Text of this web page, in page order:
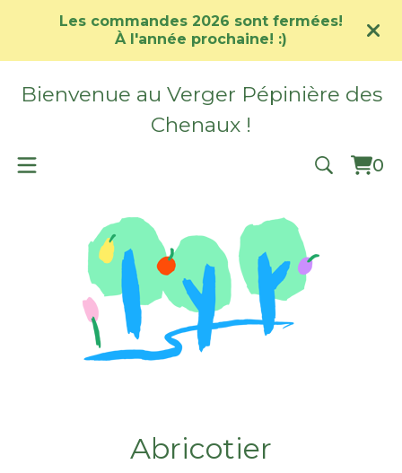
Les commandes 2026 sont fermées!
À l'année prochaine! :)
Bienvenue au Verger Pépinière des
Chenaux !
0
0
Abricotier